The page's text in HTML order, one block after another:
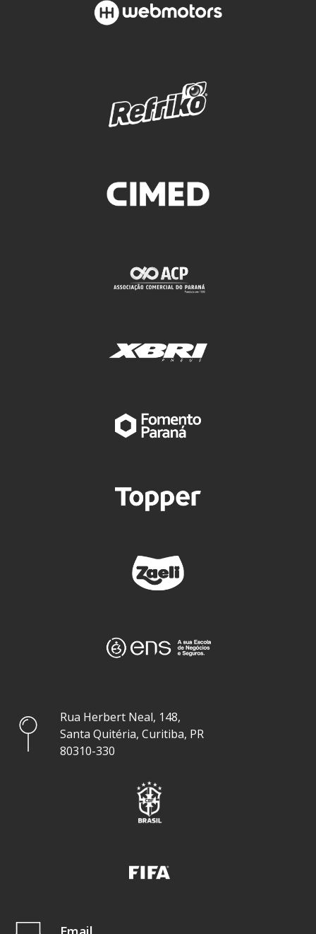
Rua Herbert Neal, 148,
Santa Quitéria, Curitiba, PR
80310-330